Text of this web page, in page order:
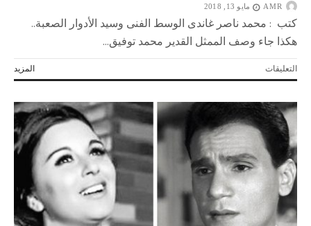
AMR مايو 13, 2018
كتب : محمد ناصر غاندى الوسط الفنى وسيد الأدوار الصعبة..
هكذا جاء وصف الممثل القدير محمد توفيق...
المزيد التعليقاتعلى
غاندى
الفنى
مغلقة